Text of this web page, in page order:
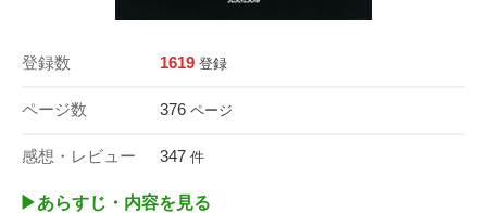
登録数 1619 登録
ページ数 376 ページ
感想・レビュー 347 件
▶︎あらすじ・内容を見る